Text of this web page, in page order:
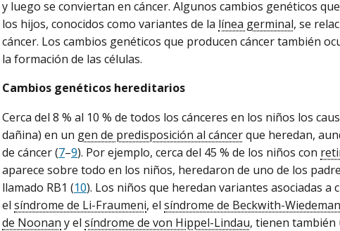
y luego se conviertan en cáncer. Algunos cambios genéticos
los hijos, conocidos como variantes de la línea germinal, se
cáncer. Los cambios genéticos que producen cáncer también
la formación de las células.
Cambios genéticos hereditarios
Cerca del 8 % al 10 % de todos los cánceres en los niños los
dañina) en un gen de predisposición al cáncerque heredan,
de cáncer (7–9). Por ejemplo, cerca del 45 % de los niños con
aparece sobre todo en los niños, heredaron de uno de los
llamado RB1 (10). Los niños que heredan variantes asociadas
el síndrome de Li-Fraumeni, el síndrome de Beckwith-
de Noonan y el síndrome de von Hippel-Lindau, tienen también